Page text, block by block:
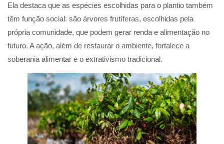
Ela destaca que as espécies escolhidas para o plantio também
têm função social: são árvores frutíferas, escolhidas pela
própria comunidade, que podem gerar renda e alimentação no
futuro. A ação, além de restaurar o ambiente, fortalece a
soberania alimentar e o extrativismo tradicional.